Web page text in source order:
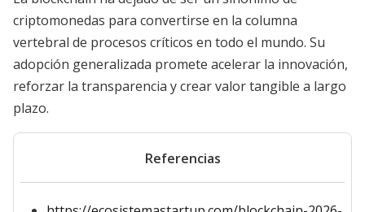
criptomonedas para convertirse en la columna
vertebral de procesos críticos en todo el mundo. Su
adopción generalizada promete acelerar la innovación,
reforzar la transparencia y crear valor tangible a largo
plazo.
Referencias